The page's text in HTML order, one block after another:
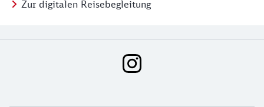
Zur digitalen Reisebegleitung